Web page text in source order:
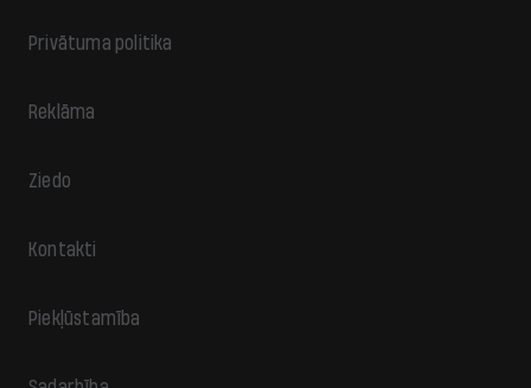
Privātuma politika
Reklāma
Ziedo
Kontakti
Piekļūstamība